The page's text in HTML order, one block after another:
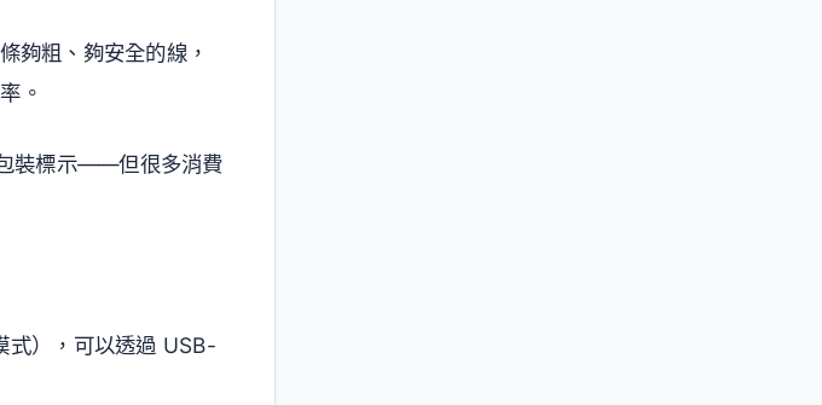
夠粗、夠安全的線，
。
裝標示——但很多消費
式），可以透過 USB-